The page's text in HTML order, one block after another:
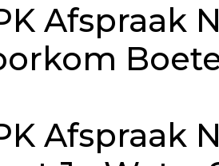
Afspraak
Afspraak